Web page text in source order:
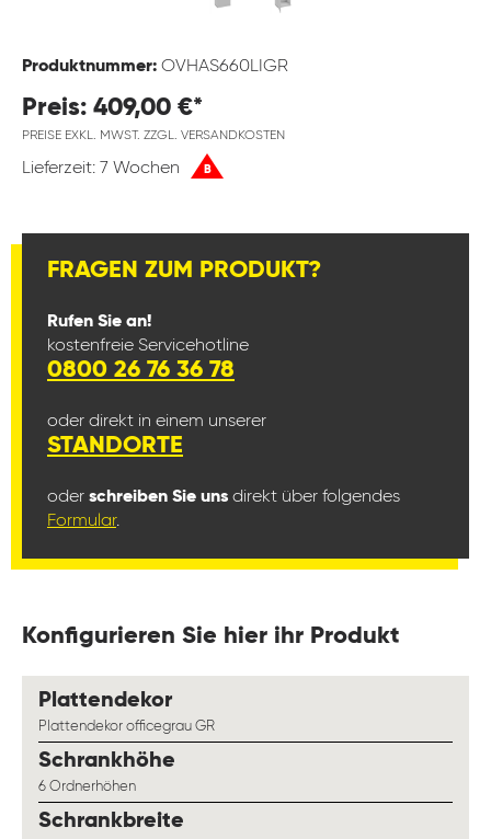
Produktnummer: OVHAS660LIGR
Preis: 409,00 €*
PREISE EXKL. MWST. ZZGL. VERSANDKOSTEN
Lieferzeit: 7 Wochen B
FRAGEN ZUM PRODUKT?
Rufen Sie an!
kostenfreie Servicehotline
0800 26 76 36 78
oder direkt in einem unserer
STANDORTE
oder schreiben Sie uns direkt über folgendes
Formular.
Konfigurieren Sie hier ihr Produkt
Plattendekorauswählen
Plattendekor officegrau GR
Schrankhöhe
6 Ordnerhöhen
Schrankbreite